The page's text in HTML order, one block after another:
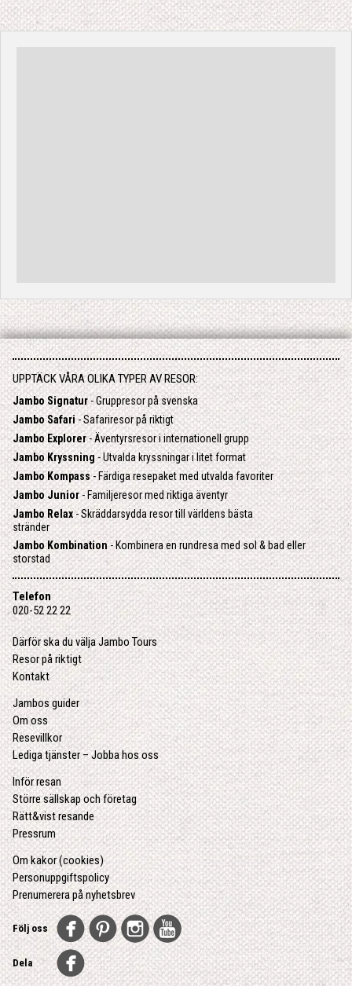
UPPTÄCK VÅRA OLIKA TYPER AV RESOR:
Jambo Signatur- Gruppresor på svenska
Jambo Safari- Safariresor på riktigt
Jambo Explorer- Äventyrsresor i internationell grupp
Jambo Kryssning - Utvalda kryssningar i litet format
Jambo Kompass- Färdiga resepaket med utvalda favoriter
Jambo Junior- Familjeresor med riktiga äventyr
Jambo Relax- Skräddarsydda resor till världens bästa
stränder
Jambo Kombination- Kombinera en rundresa med sol & bad eller
storstad
Telefon
020-52 22 22
Därför ska du välja Jambo Tours
Resor på riktigt
Kontakt
Jambos guider
Om oss
Resevillkor
Lediga tjänster – Jobba hos oss
Inför resan
Större sällskap och företag
Rätt&vist resande
Pressrum
Om kakor (cookies)
Personuppgiftspolicy
Prenumerera på nyhetsbrev
Följ oss
Dela